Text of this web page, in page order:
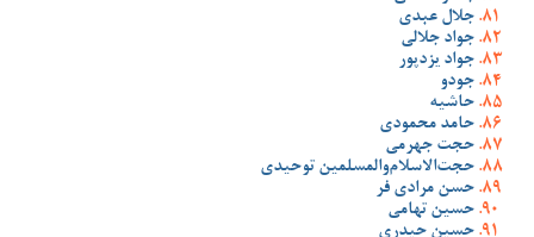
جلال عبدی
جواد جلالی
جواد یزدپور
جودو
حاشیه
حامد محمودی
حجت جهرمی
حجت‌الاسلام‌والمسلمین توحیدی
حسن مرادی فر
حسین تهامی
حسین حیدری